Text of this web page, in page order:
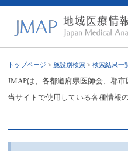
トップページ >施設別検索 >検索結果一
JMAPは、各都道府県医師会、郡
当サイトで使用している各種情報